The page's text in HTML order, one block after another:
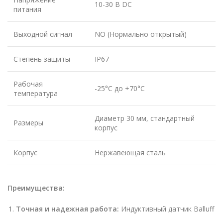
питания
10-30 В DC
Выходной сигнал NO (Нормально открытый)
Степень защиты IP67
Рабочая
температура
-25°C до +70°C
Размеры
Диаметр 30 мм, стандартный
корпус
Корпус Нержавеющая сталь
Преимущества:
Точная и надежная работа: Индуктивный датчик Balluff